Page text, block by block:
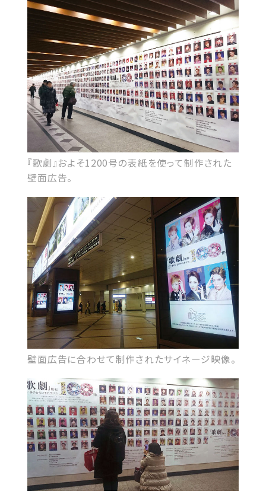
『歌劇』およそ1200号の表紙を使って制作された
壁面広告。
壁面広告に合わせて制作されたサイネージ映像。